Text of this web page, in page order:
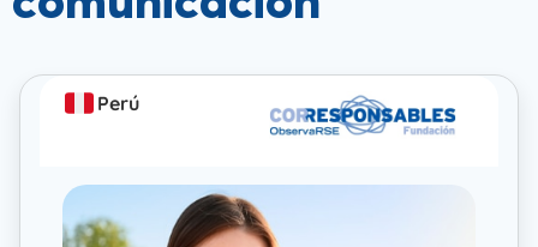
Perú